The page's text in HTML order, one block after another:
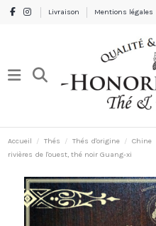
Livraison Mentions légales
Accueil Thés Thés d'origine Chine
rivières de l'ouest, thé noir Guang-xi